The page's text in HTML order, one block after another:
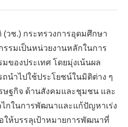
TH
วช.) กระทรวงการอุดมศึกษา
รมเป็นหน่วยงานหลักในการ
ของประเทศ โดยมุ่งเน้นผล
ถนำไปใช้ประโยชน์ในมิติต่าง ๆ
ษฐกิจ ด้านสังคมและชุมชน และ
ไกในการพัฒนาและแก้ปัญหาเร่ง
ให้บรรลุเป้าหมายการพัฒนาที่